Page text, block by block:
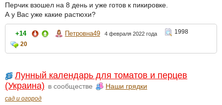
Перчик взошел на 8 день и уже готов к пикировке.
А у Вас уже какие растюхи?
+14 Петровна49 4 февраля 2022 года
1998
20
Лунный календарь для томатов и перцев
(Украина) в сообществе Наши грядки
сад и огород